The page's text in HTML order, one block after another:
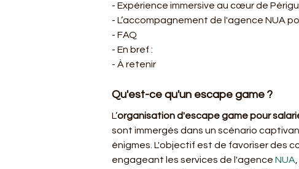
- Expérience immersive au cœur de
- L’accompagnement de l'agence NUA
- FAQ
- En bref :
- À retenir
Qu'est-ce qu'un escape game ?
L’organisation d'escape game pour
sont immergés dans un scénario
énigmes. L'objectif est de favoriser des
engageant les services de l'agence NUA